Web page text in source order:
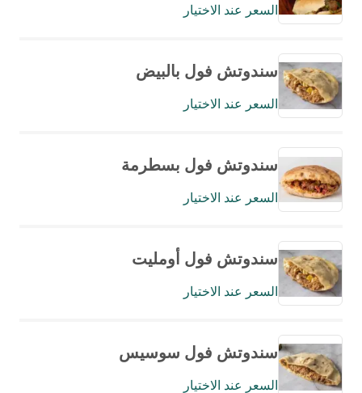
السعر عند الاختيار
سندوتش فول بالبيض
السعر عند الاختيار
سندوتش فول بسطرمة
السعر عند الاختيار
سندوتش فول أومليت
السعر عند الاختيار
سندوتش فول سوسيس
السعر عند الاختيار